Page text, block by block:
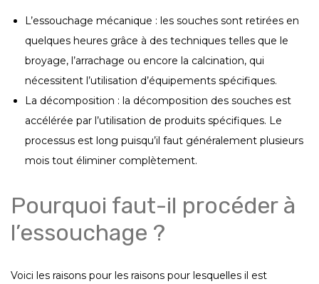
L’essouchage mécanique : les souches sont retirées en
quelques heures grâce à des techniques telles que le
broyage, l’arrachage ou encore la calcination, qui
nécessitent l’utilisation d’équipements spécifiques.
La décomposition : la décomposition des souches est
accélérée par l’utilisation de produits spécifiques. Le
processus est long puisqu’il faut généralement plusieurs
mois tout éliminer complètement.
Pourquoi faut-il procéder à
l’essouchage ?
Voici les raisons pour les raisons pour lesquelles il est